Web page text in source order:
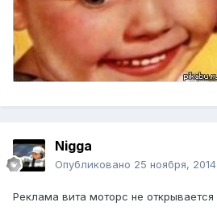
Nigga
Опубликовано 25 ноября, 2014
Реклама вита моторс не открывается